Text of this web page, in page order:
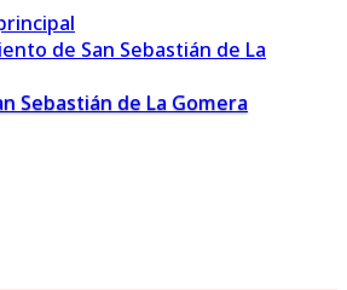
Sebastián de La Gomera